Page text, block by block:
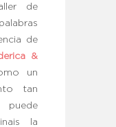
de
de
&
un
tan
la